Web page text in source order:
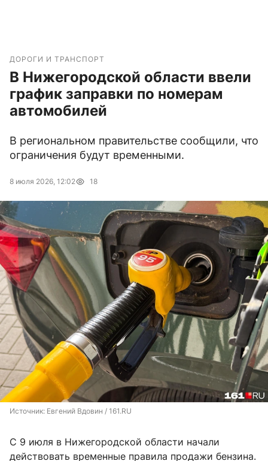
ДОРОГИ И ТРАНСПОРТ
В Нижегородской области ввели
график заправки по номерам
автомобилей
В региональном правительстве сообщили, что
ограничения будут временными.
8 июля 2026, 12:02 18
Источник: Евгений Вдовин / 161.RU
С 9 июля в Нижегородской области начали
действовать временные правила продажи бензина.